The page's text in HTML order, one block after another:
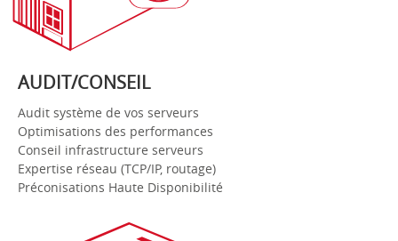
Audit système/réseau de serveurs sous
AUDIT/CONSEIL
Audit système de vos serveurs
Optimisations des performances
Conseil infrastructure serveurs
Expertise réseau (TCP/IP, routage)
Préconisations Haute Disponibilité